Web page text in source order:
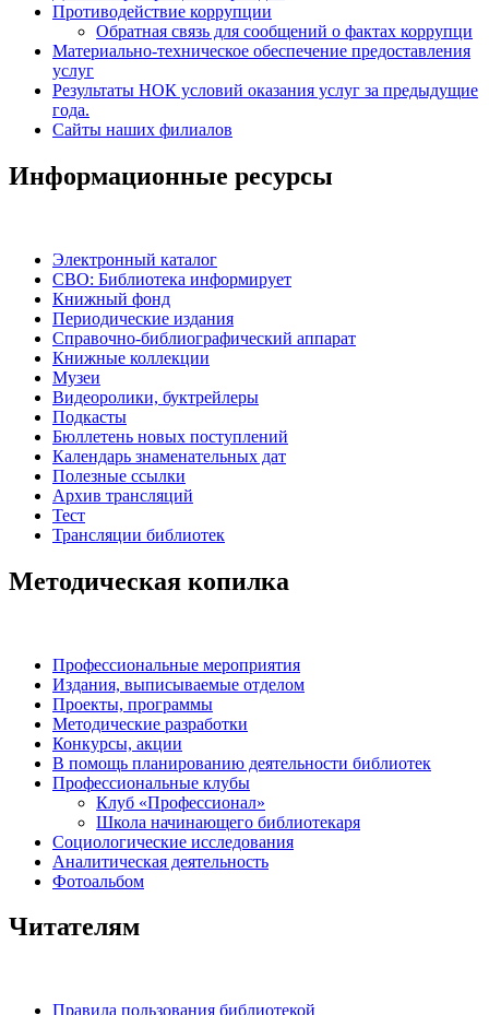
Противодействие коррупции
Обратная связь для сообщений о фактах коррупци
Материально-техническое обеспечение предоставления
услуг
Результаты НОК условий оказания услуг за предыдущие
года.
Сайты наших филиалов
Информационные ресурсы
Электронный каталог
СВО: Библиотека информирует
Книжный фонд
Периодические издания
Справочно-библиографический аппарат
Книжные коллекции
Музеи
Видеоролики, буктрейлеры
Подкасты
Бюллетень новых поступлений
Календарь знаменательных дат
Полезные ссылки
Архив трансляций
Тест
Трансляции библиотек
Методическая копилка
Профессиональные мероприятия
Издания, выписываемые отделом
Проекты, программы
Методические разработки
Конкурсы, акции
В помощь планированию деятельности библиотек
Профессиональные клубы
Клуб «Профессионал»
Школа начинающего библиотекаря
Социологические исследования
Аналитическая деятельность
Фотоальбом
Читателям
Правила пользования библиотекой